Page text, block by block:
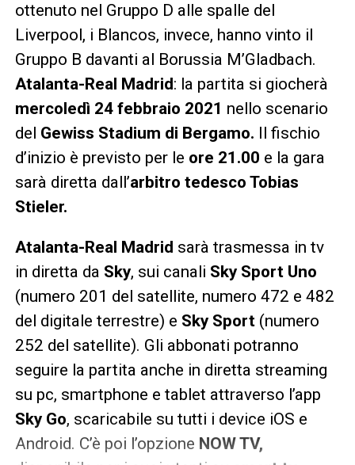
ottenuto nel Gruppo D alle spalle del
Liverpool, i Blancos, invece, hanno vinto il
Gruppo B davanti al Borussia M’Gladbach.
Atalanta-Real Madrid: la partita si giocherà
mercoledì 24 febbraio 2021 nello scenario
del Gewiss Stadium di Bergamo. Il fischio
d’inizio è previsto per le ore 21.00 e la gara
sarà diretta dall’arbitro tedesco Tobias
Stieler.
Atalanta-Real Madrid sarà trasmessa in tv
in diretta da Sky, sui canali Sky Sport Uno
(numero 201 del satellite, numero 472 e 482
del digitale terrestre) e Sky Sport(numero
252 del satellite). Gli abbonati potranno
seguire la partita anche in diretta streaming
su pc, smartphone e tablet attraverso l’app
Sky Go, scaricabile su tutti i device iOS e
Android. C’è poi l’opzione NOW TV,